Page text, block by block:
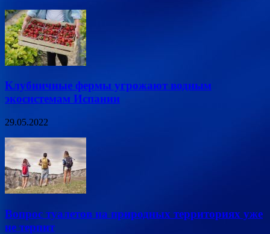
Клубничные фермы угрожают водным
экосистемам Испании
29.05.2022
Вопрос туалетов на природных территориях уже
не терпит